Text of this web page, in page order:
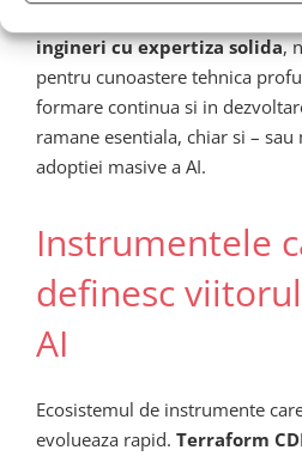
ingineri cu expertiza solida,
pentru cunoastere tehnica
formare continua si in
ramane esentiala, chiar si –
adoptiei masive a AI.
Instrumentele
definesc
AI
Ecosistemul de instrumente
evolueaza rapid. Terraform